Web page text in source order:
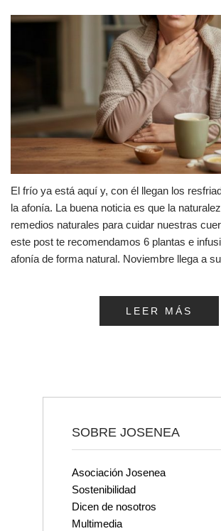
El frío ya está aquí y, con él llegan los
la afonía. La buena noticia es que la
remedios naturales para cuidar nuestras
este post te recomendamos 6 plantas e
afonía de forma natural. Noviembre llega a
LEER MÁS
SOBRE JOSENEA
Asociación Josenea
Sostenibilidad
Dicen de nosotros
Multimedia